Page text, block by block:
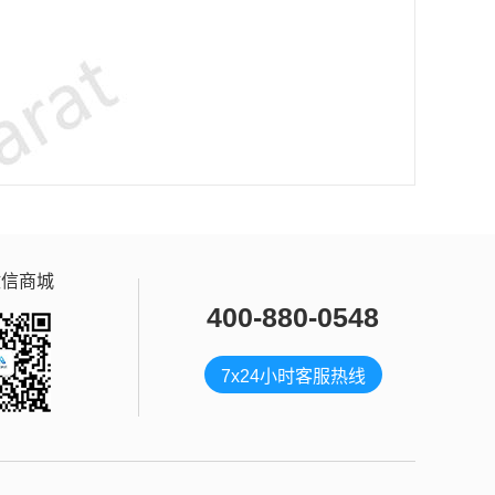
商城
400-880-0548
7x24小时客服热线